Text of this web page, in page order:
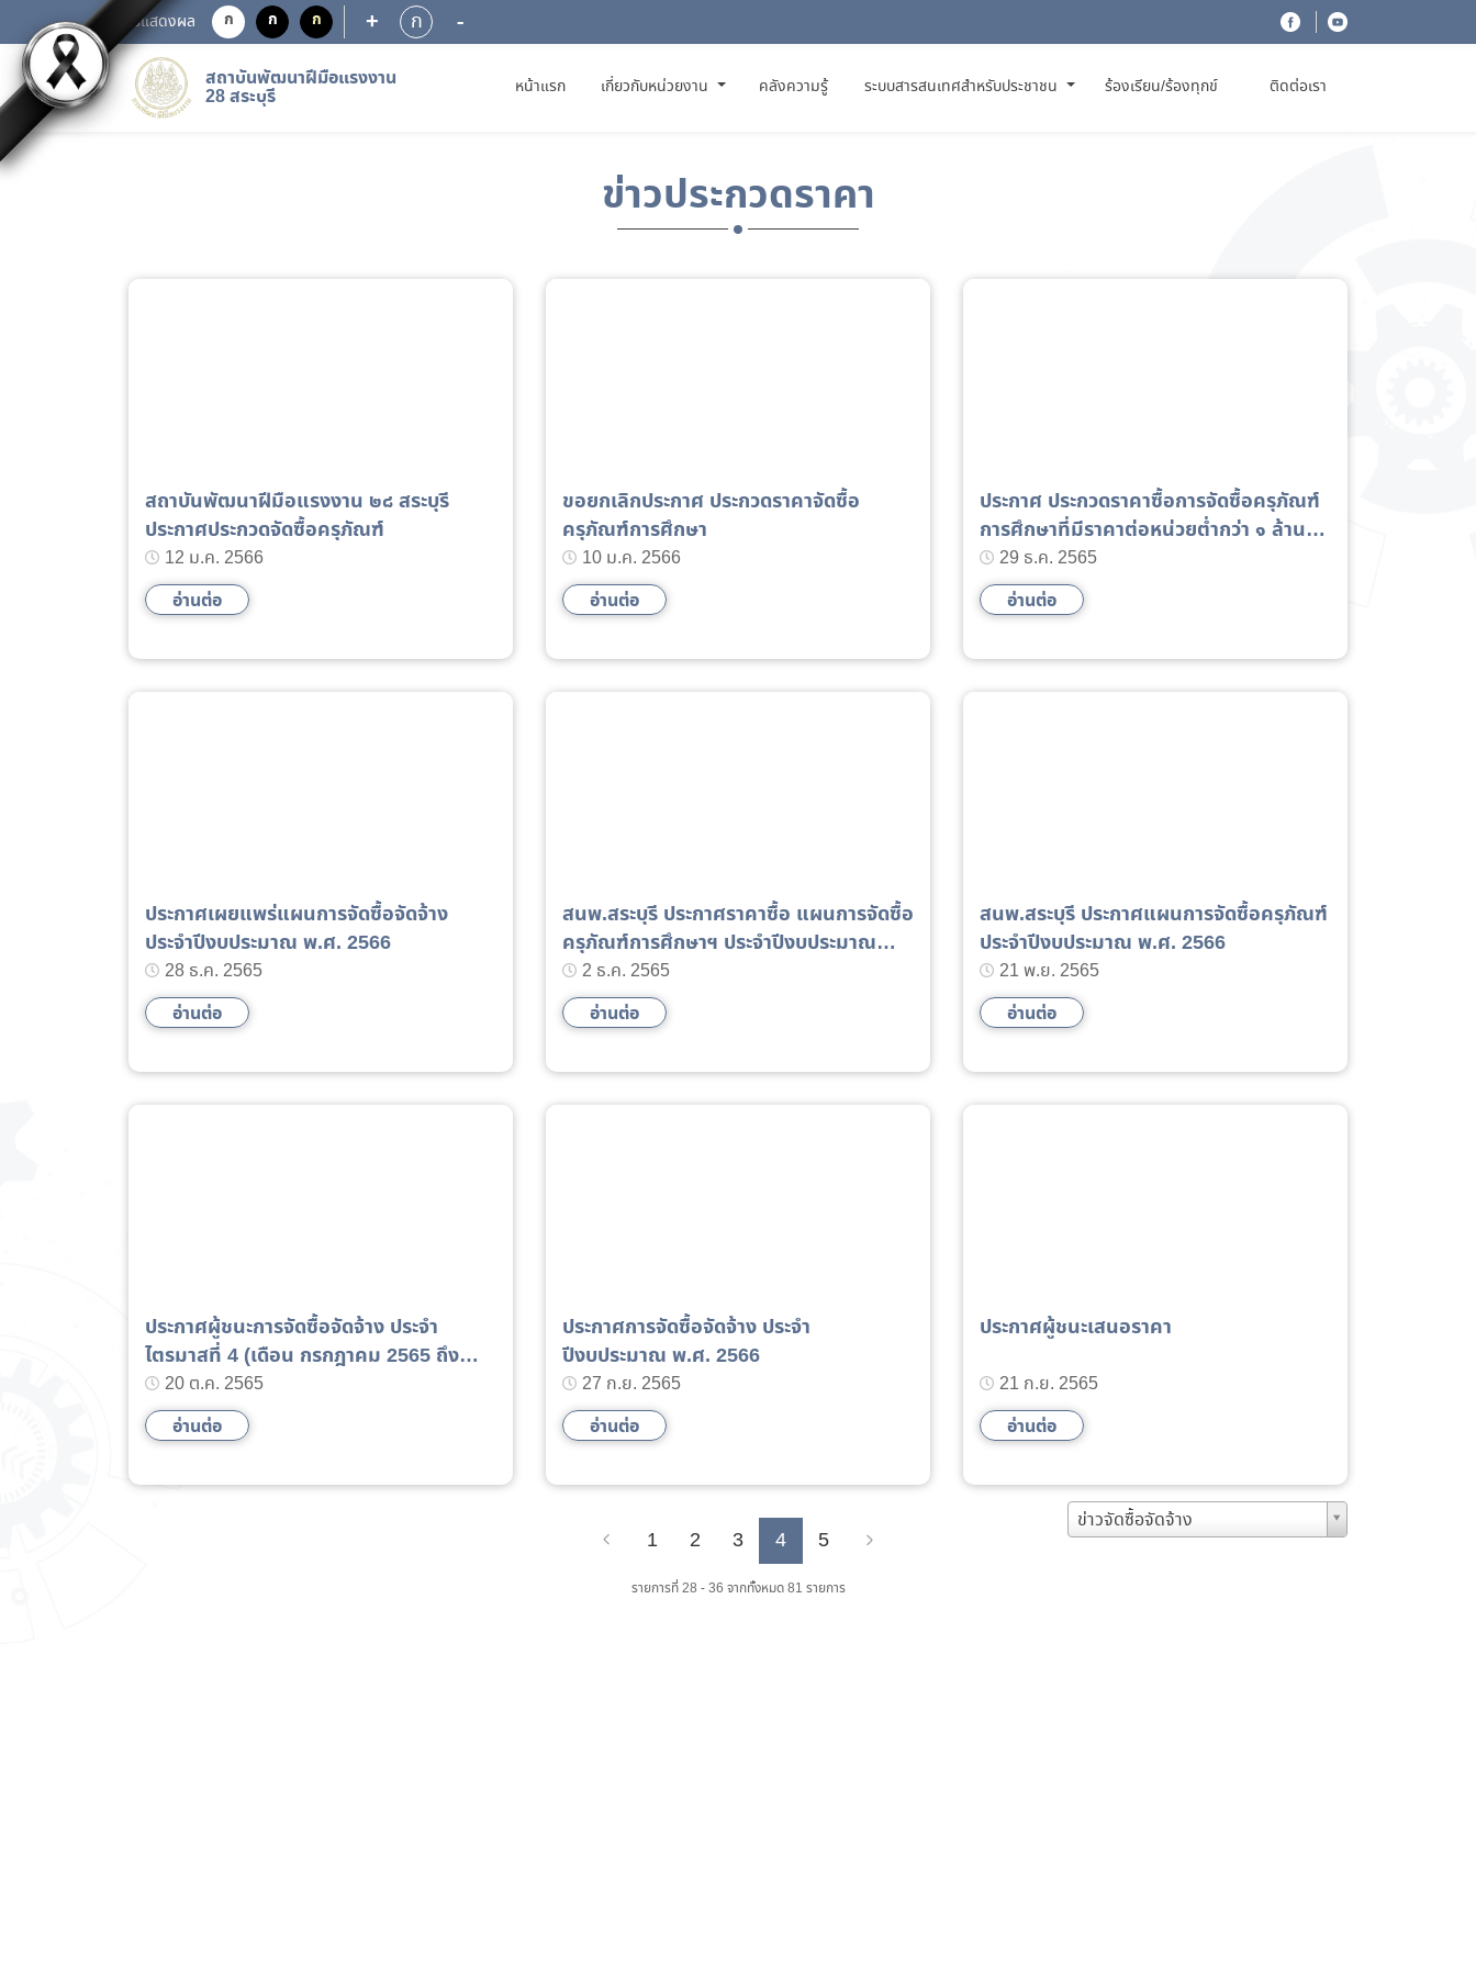
การแสดงผล ก ก ก + ก -
สถาบันพัฒนาฝีมือแรงงาน
28 สระบุรี หน้าแรก(CURRENT)
เกี่ยวกับหน่วยงาน คลังความรู้ ระบบสารสนเทศสำหรับประชาชน ร้องเรียน/ร้องทุกข์ ติดต่อเรา
ข่าวประกวดราคา
สถาบันพัฒนาฝีมือแรงงาน ๒๘ สระบุรี
ประกาศประกวดจัดซื้อครุภัณฑ์
12 ม.ค. 2566
อ่านต่อ
ขอยกเลิกประกาศ ประกวดราคาจัดซื้อ
ครุภัณฑ์การศึกษา
10 ม.ค. 2566
อ่านต่อ
ประกาศ ประกวดราคาซื้อการจัดซื้อครุภัณฑ์
การศึกษาที่มีราคาต่อหน่วยต่ำกว่า ๑ ล้าน
บาท29 ธ.ค. 2565
อ่านต่อ
ประกาศเผยแพร่แผนการจัดซื้อจัดจ้าง
ประจำปีงบประมาณ พ.ศ. 2566
28 ธ.ค. 2565
อ่านต่อ
สนพ.สระบุรี ประกาศราคาซื้อ แผนการจัดซื้อ
ครุภัณฑ์การศึกษาฯ ประจำปีงบประมาณ
25662 ธ.ค. 2565
อ่านต่อ
สนพ.สระบุรี ประกาศแผนการจัดซื้อครุภัณฑ์
ประจำปีงบประมาณ พ.ศ. 2566
21 พ.ย. 2565
อ่านต่อ
ประกาศผู้ชนะการจัดซื้อจัดจ้าง ประจำ
ไตรมาสที่ 4 (เดือน กรกฎาคม 2565 ถึง
เดือน กันยายน 2565)
20 ต.ค. 2565
อ่านต่อ
ประกาศการจัดซื้อจัดจ้าง ประจำ
ปีงบประมาณ พ.ศ. 2566
27 ก.ย. 2565
อ่านต่อ
ประกาศผู้ชนะเสนอราคา
21 ก.ย. 2565
อ่านต่อ
1 2 3 4 5
รายการที่ 28 - 36 จากทั้งหมด 81 รายการ
ข่าวจัดซื้อจัดจ้าง